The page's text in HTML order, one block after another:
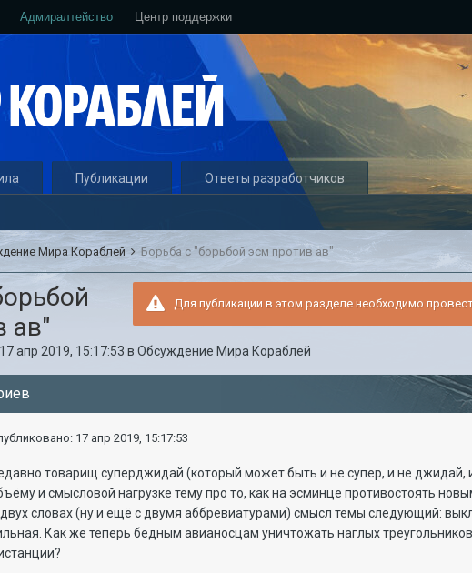
Адмиралтейство Центр поддержки
Публикации Ответы разработчиков
Мира Кораблей Борьба с "борьбой эсм против ав"
Для публикации в этом разделе необходимо
ав"
17 апр 2019, 15:17:53 вОбсуждение Мира Кораблей
17 апр 2019, 15:17:53
товарищ суперджидай (который может быть и не супер, и не
и смысловой нагрузке тему про то, как на эсминце противостоять
словах (ну и ещё с двумя аббревиатурами) смысл темы следующий:
Как же теперь бедным авианосцам уничтожать наглых